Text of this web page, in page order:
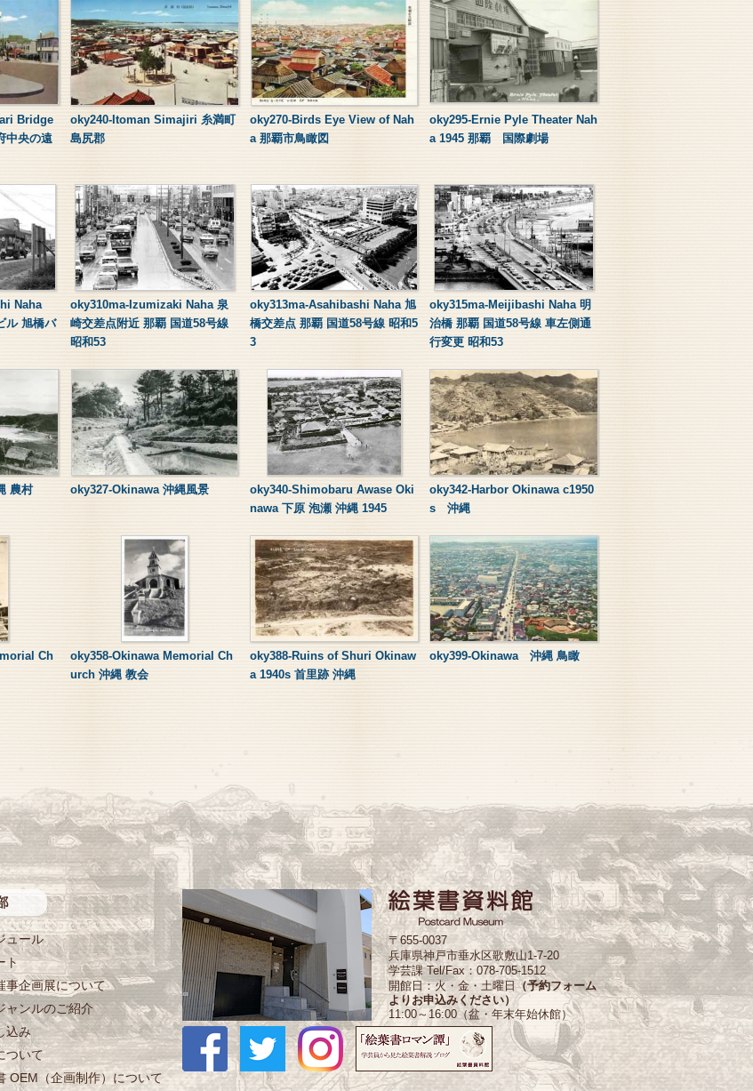
Bridge
中央の遠
oky240-Itoman Simajiri 糸満町
島尻郡
oky270-Birds Eye View of Nah
a 那覇市鳥瞰図
oky295-Ernie Pyle Theater Nah
a 1945 那覇 国際劇場
Naha
ル 旭橋バ
oky310ma-Izumizaki Naha 泉
崎交差点附近 那覇 国道58号線
昭和53
oky313ma-Asahibashi Naha 旭
橋交差点 那覇 国道58号線 昭和5
3
oky315ma-Meijibashi Naha 明
治橋 那覇 国道58号線 車左側通
行変更 昭和53
農村 oky327-Okinawa 沖縄風景
oky340-Shimobaru Awase Oki
nawa 下原 泡瀬 沖縄 1945
oky342-Harbor Okinawa c1950
s 沖縄
Ch
oky358-Okinawa Memorial Ch
urch 沖縄 教会
oky388-Ruins of Shuri Okinaw
a 1940s 首里跡 沖縄
oky399-Okinawa 沖縄 鳥瞰
ュール
ト
事企画展について
ャンルのご紹介
込み
ついて
OEM（企画制作）について
〒655-0037
兵庫県神戸市垂水区歌敷山1-7-20
学芸課 Tel/Fax：078-705-1512
開館日：火・金・土曜日（予約フォーム
よりお申込みください）
11:00～16:00（盆・年末年始休館）